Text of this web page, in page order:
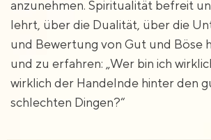
anzunehmen. Spiritualität befreit
lehrt, über die Dualität, über die
und Bewertung von Gut und Böse
und zu erfahren: „Wer bin ich
wirklich der Handelnde hinter den
schlechten Dingen?“